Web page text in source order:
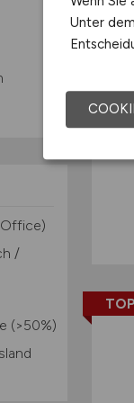
/
(>50%)
Unter